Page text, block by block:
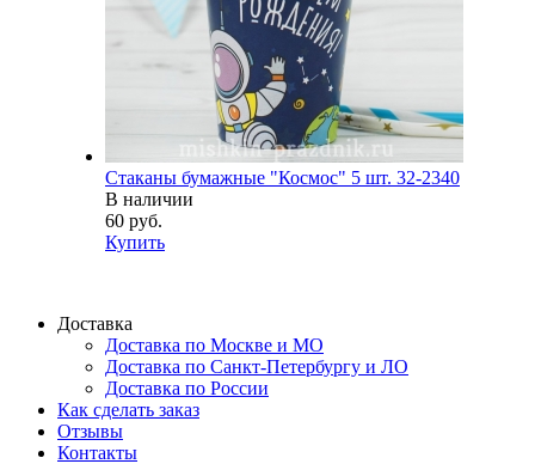
Стаканы бумажные "Космос" 5 шт. 32-2340
В наличии
60 руб.
Купить
Доставка
Доставка по Москве и МО
Доставка по Санкт-Петербургу и ЛО
Доставка по России
Как сделать заказ
Отзывы
Контакты